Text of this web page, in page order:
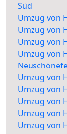
Süd
Umzug von
Umzug von
Umzug von
Umzug von
Umzug von
Umzug von
Umzug von
Umzug von
Umzug von